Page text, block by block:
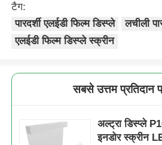
टैग:
पारदर्शी एलईडी फिल्म डिस्प्ले
लचीली
एलईडी फिल्म डिस्प्ले स्क्रीन
सबसे उत्तम प्रतिदान
अल्ट्रा डिस्प्ले
इनडोर स्क्रीन